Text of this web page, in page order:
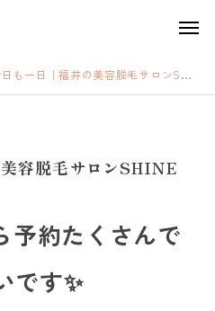
も一日｜福井の美容脱毛サロンSHINE
容脱毛サロンSHINE
予約たくさんで
です✨